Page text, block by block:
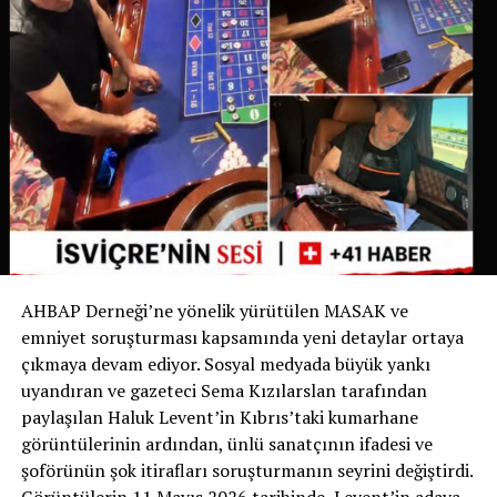
belirgin hale gelmesi üzerine belediye bu uygulamayı
yürürlüğe koyma kararı aldı.
İsviçre’de Bir İlk
İsviçre devlet televizyonu RSI‘nin haberine göre bu
uygulama yalnızca Ticino’da değil, İsviçre genelinde de
bir ilk olma özelliği taşıyor. Bugüne kadar köpek sahipleri
yalnızca dışkıyı temizlemekle yükümlüyken, Chiasso
Belediyesi bu zorunluluğu idrarı da kapsayacak şekilde
genişleten ilk belediye oldu.
Yetkililer, uygulamanın başarılı olması halinde benzer
düzenlemelerin diğer İsviçre belediyelerinde de
gündeme gelebileceğini belirtiyor.
Sizce bu uygulama tüm İsviçre’de uygulanmalı mı?
Görüşlerinizi yorumlarda paylaşabilirsiniz.
AHBAP Derneği’ne yönelik yürütülen MASAK ve
emniyet soruşturması kapsamında yeni detaylar ortaya
çıkmaya devam ediyor. Sosyal medyada büyük yankı
uyandıran ve gazeteci Sema Kızılarslan tarafından
paylaşılan Haluk Levent’in Kıbrıs’taki kumarhane
görüntülerinin ardından, ünlü sanatçının ifadesi ve
şoförünün şok itirafları soruşturmanın seyrini değiştirdi.